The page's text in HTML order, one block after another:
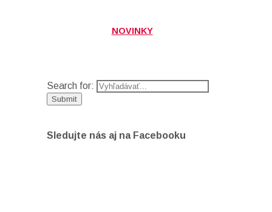
NOVINKY
Search for:
Sledujte nás aj na Facebooku